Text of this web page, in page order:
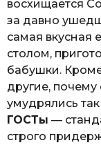
восхищается
за давно
самая
столом,
бабушки.
другие,
умудрялись так
ГОСТы —
строго